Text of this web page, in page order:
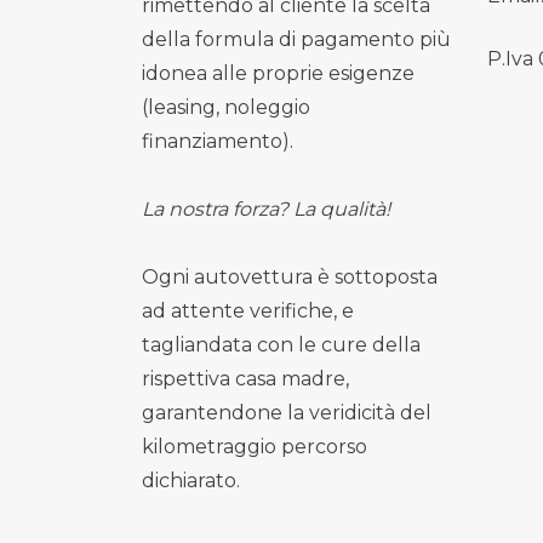
rimettendo al cliente la scelta
della formula di pagamento più
idonea alle proprie esigenze
(leasing, noleggio
finanziamento).
La nostra forza? La qualità!
Ogni autovettura è sottoposta
ad attente verifiche, e
tagliandata con le cure della
rispettiva casa madre,
garantendone la veridicità del
kilometraggio percorso
dichiarato.
P.Iva